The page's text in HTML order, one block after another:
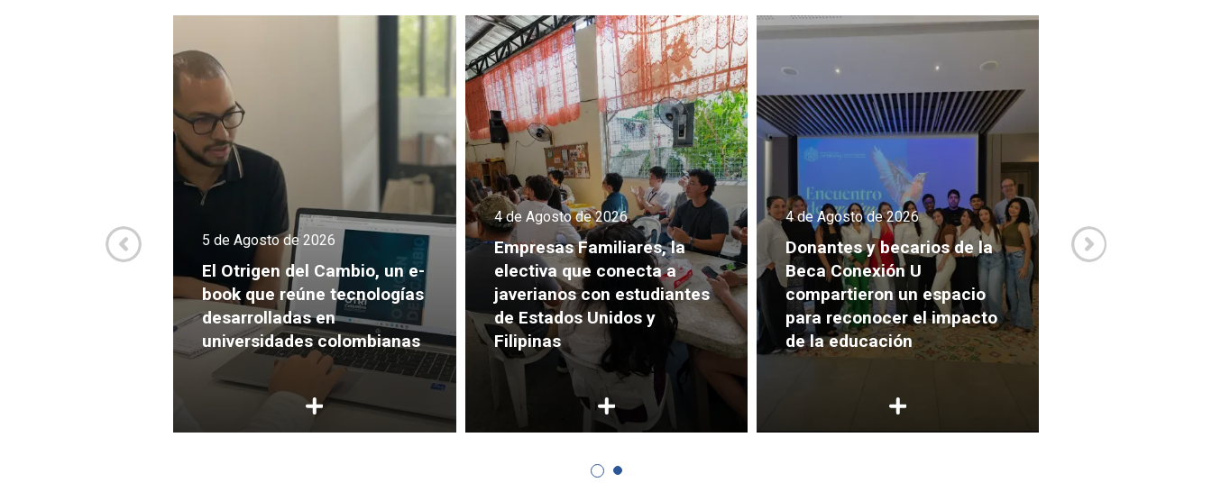
culmina el
5 de Agosto de 2026
El Otrigen del Cambio, un e-
book que reúne tecnologías
desarrolladas en
universidades colombianas
4 de Agosto de 2026
Empresas Familiares, la
electiva que conecta a
javerianos con estudiantes
de Estados Unidos y
Filipinas
4 de Agosto de 2026
Donantes y becarios de la
Beca Conexión U
compartieron un espacio
para reconocer el impacto
de la educación
3 de Agosto de 2026